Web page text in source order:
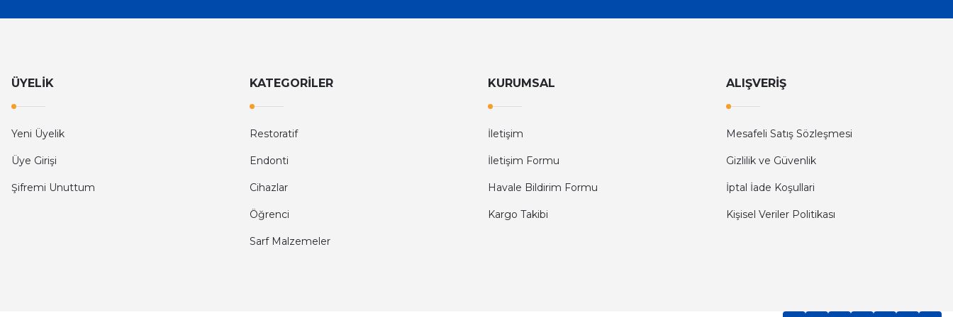
ÜYELİK
Yeni Üyelik
Üye Girişi
Şifremi Unuttum
KATEGORİLER
Restoratif
Endonti
Cihazlar
Öğrenci
Sarf Malzemeler
KURUMSAL
İletişim
İletişim Formu
Havale Bildirim Formu
Kargo Takibi
ALIŞVERİŞ
Mesafeli Satış Sözleşmesi
Gizlilik ve Güvenlik
İptal İade Koşullari
Kişisel Veriler Politikası